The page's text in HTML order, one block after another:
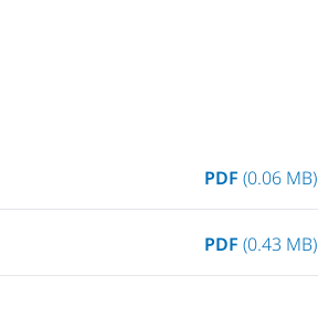
PDF (0.06 MB)
PDF (0.43 MB)